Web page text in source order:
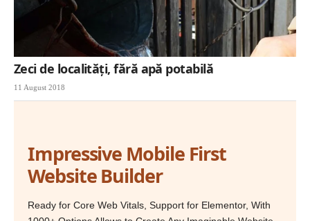
Zeci de localităţi, fără apă potabilă
11 August 2018
Impressive Mobile First
Website Builder
Ready for Core Web Vitals, Support for Elementor, With